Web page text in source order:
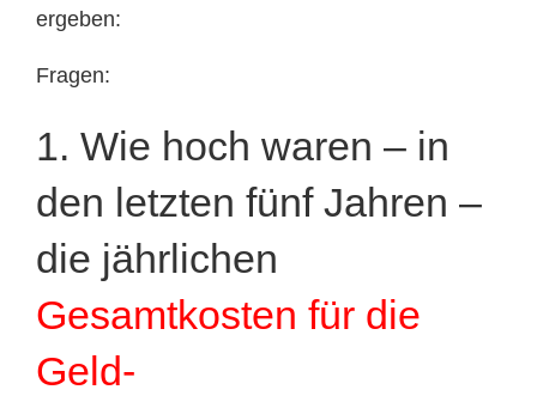
ergeben:
Fragen:
1. Wie hoch waren – in
den letzten fünf Jahren –
die jährlichen
Gesamtkosten für die
Geld-